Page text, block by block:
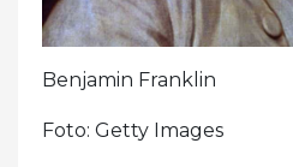
Benjamin Franklin
Foto: Getty Images